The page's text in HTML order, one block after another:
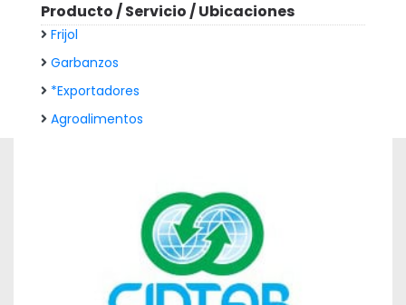
Producto / Servicio / Ubicaciones
Frijol
Garbanzos
*Exportadores
Agroalimentos